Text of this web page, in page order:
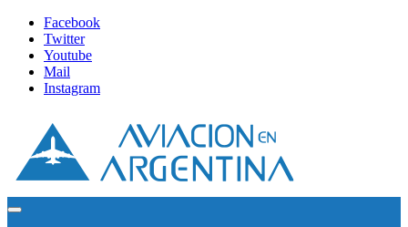
Facebook
Twitter
Youtube
Mail
Instagram